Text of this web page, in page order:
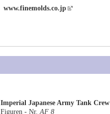
www.finemolds.co.jp
Imperial Japanese Army Tank Crew
Figuren - Nr.AF 8